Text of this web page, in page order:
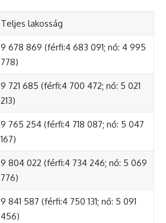
Teljes lakosság
9 678 869 (férfi:4 683 091; nő: 4 995
778)
9 721 685 (férfi:4 700 472; nő: 5 021
213)
9 765 254 (férfi:4 718 087; nő: 5 047
167)
9 804 022 (férfi:4 734 246; nő: 5 069
776)
9 841 587 (férfi:4 750 131; nő: 5 091
456)